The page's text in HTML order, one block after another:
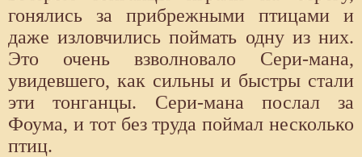
гонялись за прибрежными птицами и
даже изловчились поймать одну из них.
Это очень взволновало Сери-мана,
увидевшего, как сильны и быстры стали
эти тонганцы. Сери-мана послал за
Фоума, и тот без труда поймал несколько
птиц.